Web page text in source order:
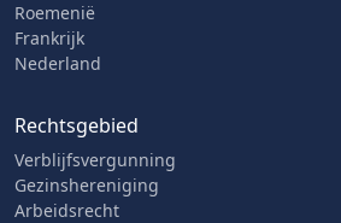
Roemenië
Frankrijk
Nederland
Rechtsgebied
Verblijfsvergunning
Gezinshereniging
Arbeidsrecht